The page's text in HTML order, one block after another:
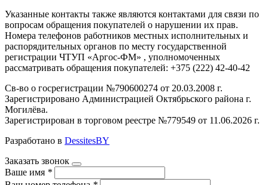
Указанные контакты также являются контактами для связи по
вопросам обращения покупателей о нарушении их прав.
Номера телефонов работников местных исполнительных и
распорядительных органов по месту государственной
регистрации ЧТУП «Аргос-ФМ» , уполномоченных
рассматривать обращения покупателей: +375 (222) 42-40-42
Св-во о госрегистрации №790600274 от 20.03.2008 г.
Зарегистрировано Администрацией Октябрьского района г.
Могилёва.
Зарегистрирован в торговом реестре №779549 от 11.06.2026 г.
Разработано в DessitesBY
Заказать звонок
Ваше имя *